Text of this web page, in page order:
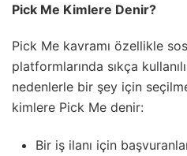
Pick Me Kimlere Denir?
Pick Me kavramı özellikle
platformlarında sıkça
nedenlerle bir şey için
kimlere Pick Me denir:
Bir iş ilanı için